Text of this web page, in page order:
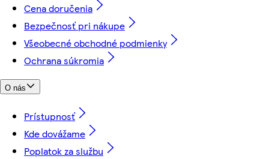
Cena doručenia
Bezpečnosť pri nákupe
Všeobecné obchodné podmienky
Ochrana súkromia
O nás
Prístupnosť
Kde dovážame
Poplatok za službu